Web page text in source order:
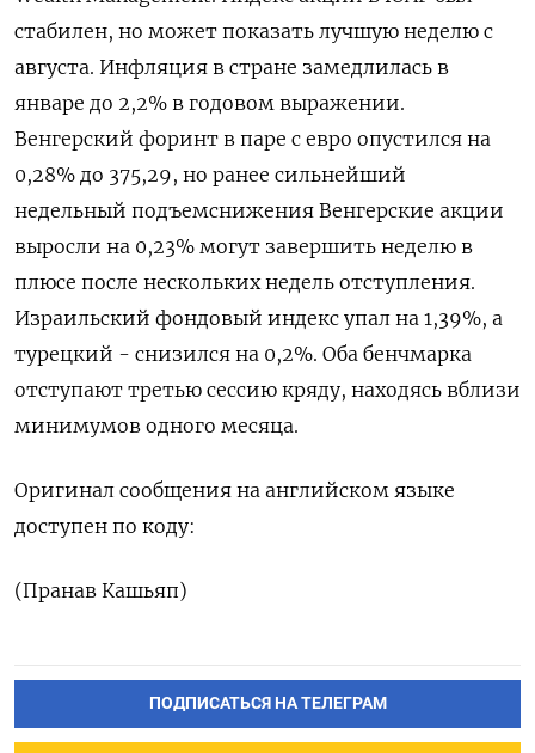
стабилен, но может показать лучшую неделю с
августа. Инфляция в стране замедлилась в
январе до 2,2% в годовом выражении.
Венгерский ​форинт в паре с ⁠евро опустился на
0,28% до 375,29, но ранее сильнейший
недельный подъемснижения Венгерские акции
выросли на 0,23% могут завершить ‌неделю в
плюсе после нескольких недель отступления.
Израильский фондовый индекс упал ‌на 1,39%, а
турецкий - снизился на 0,2%. Оба бенчмарка
отступают третью сессию ​кряду, находясь вблизи
минимумов одного месяца.
Оригинал сообщения на ‌английском языке
доступен по коду:
(Пранав Кашьяп)
ПОДПИСАТЬСЯ НА ТЕЛЕГРАМ